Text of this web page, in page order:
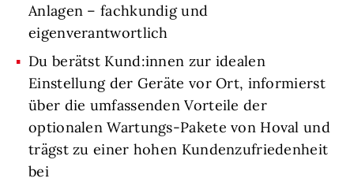
Anlagen – fachkundig und
eigenverantwortlich
Du berätst Kund:innen zur idealen
Einstellung der Geräte vor Ort, informierst
über die umfassenden Vorteile der
optionalen Wartungs-Pakete von Hoval und
trägst zu einer hohen Kundenzufriedenheit
bei